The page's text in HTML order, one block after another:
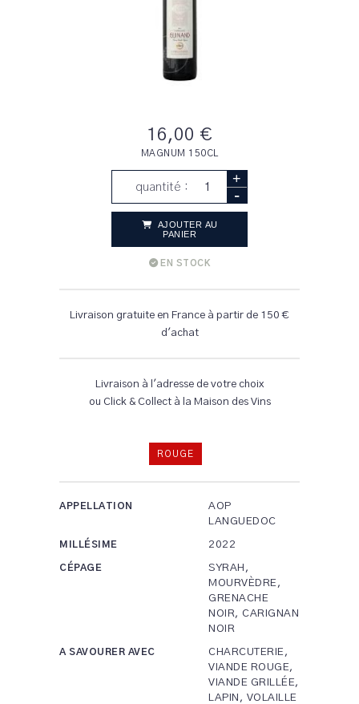
16,00 €
MAGNUM 150CL
quantité : +
-
AJOUTER AU
PANIER
EN STOCK
Livraison gratuite en France à partir de 150 €
d'achat
Livraison à l'adresse de votre choix
ou Click & Collect à la Maison des Vins
ROUGE
APPELLATION
AOP
LANGUEDOC
MILLÉSIME 2022
CÉPAGE
SYRAH,
MOURVÈDRE,
GRENACHE
NOIR, CARIGNAN
NOIR
A SAVOURER AVEC
CHARCUTERIE,
VIANDE ROUGE,
VIANDE GRILLÉE,
LAPIN, VOLAILLE